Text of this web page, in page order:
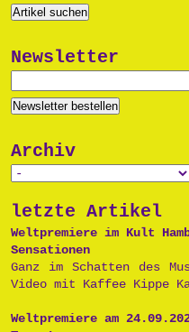
Newsletter
Archiv
letzte Artikel
Weltpremiere im Kult
Sensationen
Ganz im Schatten des
Video mit Kaffee Kippe
Weltpremiere am